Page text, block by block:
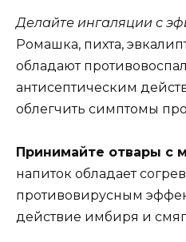
Делайте ингаляции с
Ромашка, пихта,
обладают
антисептическим
облегчить симптомы
Принимайте отвары с
напиток обладает
противовирусным
действие имбиря и